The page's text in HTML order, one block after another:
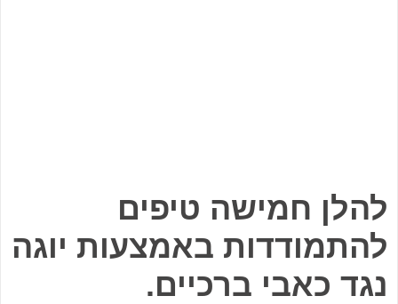
להלן חמישה טיפים
להתמודדות באמצעות יוגה
נגד כאבי ברכיים.